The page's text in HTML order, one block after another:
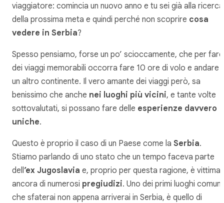
viaggiatore: comincia un nuovo anno e tu sei già alla ricerca
della prossima meta e quindi perché non scoprire cosa
vedere in Serbia?
Spesso pensiamo, forse un po’ scioccamente, che per fare
dei viaggi memorabili occorra fare 10 ore di volo e andare
un altro continente. Il vero amante dei viaggi però, sa
benissimo che anche nei luoghi più vicini, e tante volte
sottovalutati, si possano fare delle esperienze davvero
uniche.
Questo è proprio il caso di un Paese come la Serbia.
Stiamo parlando di uno stato che un tempo faceva parte
dell ’ex Jugoslavia e, proprio per questa ragione, è vittima
ancora di numerosi pregiudizi. Uno dei primi luoghi comuni
che sfaterai non appena arriverai in Serbia, è quello di